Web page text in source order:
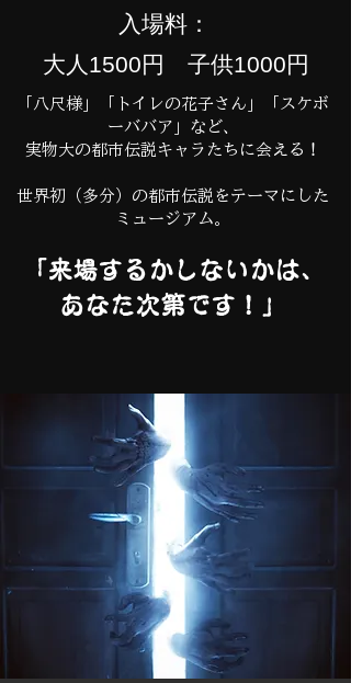
​入場料：
大人1500円 子供1000円
「八尺様」「トイレの花子さん」「スケボ
ーババア」など、
実物大の都市伝説キャラたちに会える！
世界初（多分）の都市伝説をテーマにした
ミュージアム。
「来場するかしないかは、
あなた次第です！」